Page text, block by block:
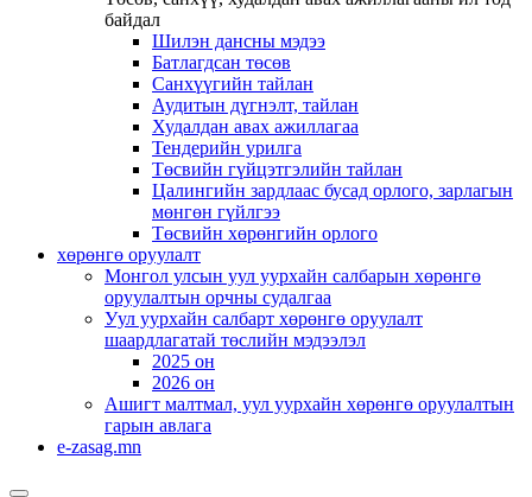
байдал
Шилэн дансны мэдээ
Батлагдсан төсөв
Санхүүгийн тайлан
Аудитын дүгнэлт, тайлан
Худалдан авах ажиллагаа
Тендерийн урилга
Төсвийн гүйцэтгэлийн тайлан
Цалингийн зардлаас бусад орлого, зарлагын
мөнгөн гүйлгээ
Төсвийн хөрөнгийн орлого
хөрөнгө оруулалт
Монгол улсын уул уурхайн салбарын хөрөнгө
оруулалтын орчны судалгаа
Уул уурхайн салбарт хөрөнгө оруулалт
шаардлагатай төслийн мэдээлэл
2025 он
2026 он
Ашигт малтмал, уул уурхайн хөрөнгө оруулалтын
гарын авлага
e-zasag.mn